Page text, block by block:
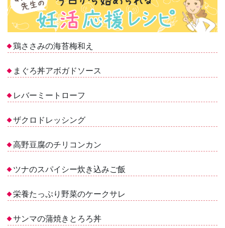
鶏ささみの海苔梅和え
まぐろ丼アボガドソース
レバーミートローフ
ザクロドレッシング
高野豆腐のチリコンカン
ツナのスパイシー炊き込みご飯
栄養たっぷり野菜のケークサレ
サンマの蒲焼きとろろ丼